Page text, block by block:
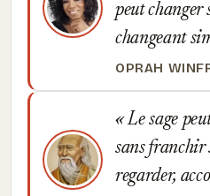
peut changer
changeant
OPRAH
Le sage
sans franchir
regarder,